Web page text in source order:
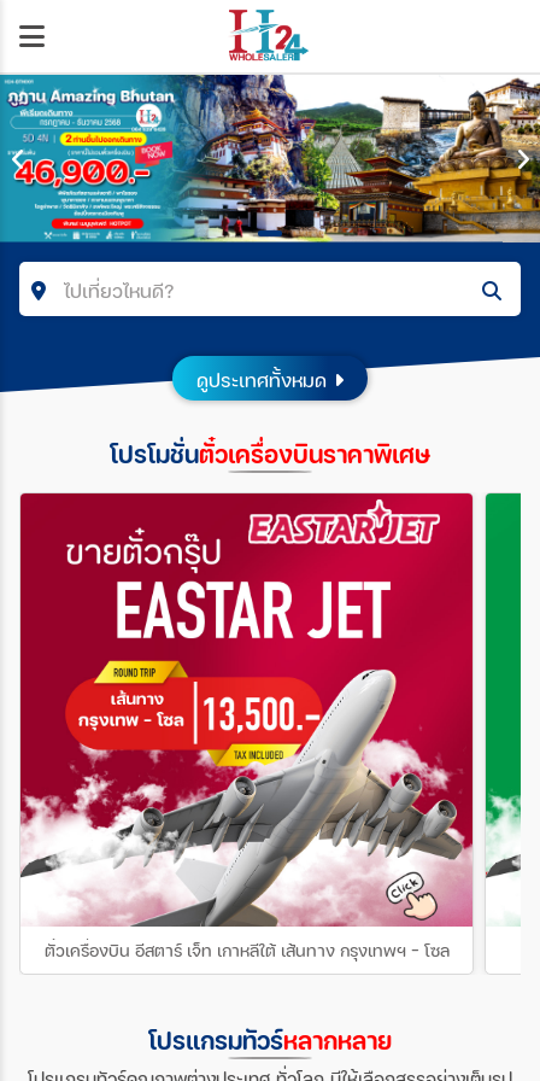
ไปเที่ยวไหนดี?
คำค้นหา/รหัสทัวร์
ประเทศ
สายการบิน
ตั้งแต่วันที่
ถึงวันที่
เฉพาะเดือน
ระหว่าง
ดูประเทศทั้งหมด
โปรโมชั่นตั๋วเครื่องบินราคาพิเศษ
ตั๋วเครื่องบิน อีสตาร์ เจ็ท เกาหลีใต้ เส้นทาง กรุงเทพฯ - โซล
โปรแกรมทัวร์หลากหลาย